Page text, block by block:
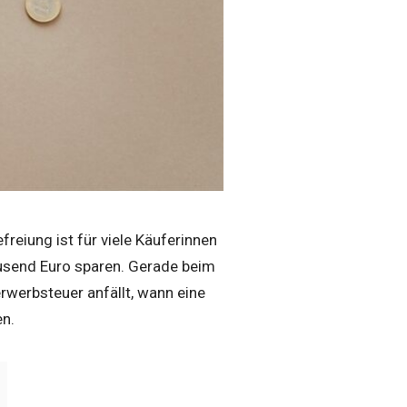
ist für viele Käuferinnen
Euro sparen. Gerade beim
anfällt, wann eine